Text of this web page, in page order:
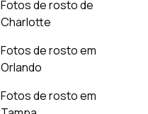
Fotos de rosto de
Charlotte
Fotos de rosto em
Orlando
Fotos de rosto em